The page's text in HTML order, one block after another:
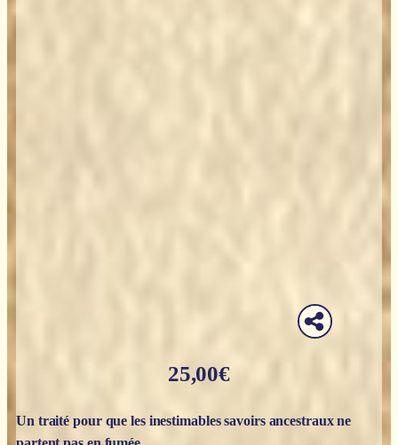
25,00€
Un traité pour que les inestimables savoirs ancestraux ne